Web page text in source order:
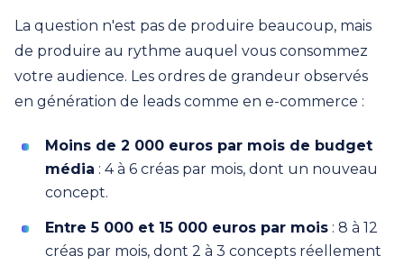
La question n'est pas de produire beaucoup, mais
de produire au rythme auquel vous consommez
votre audience. Les ordres de grandeur observés
en génération de leads comme en e-commerce :
Moins de 2 000 euros par mois de budget
média : 4 à 6 créas par mois, dont un nouveau
concept.
Entre 5 000 et 15 000 euros par mois : 8 à 12
créas par mois, dont 2 à 3 concepts réellement